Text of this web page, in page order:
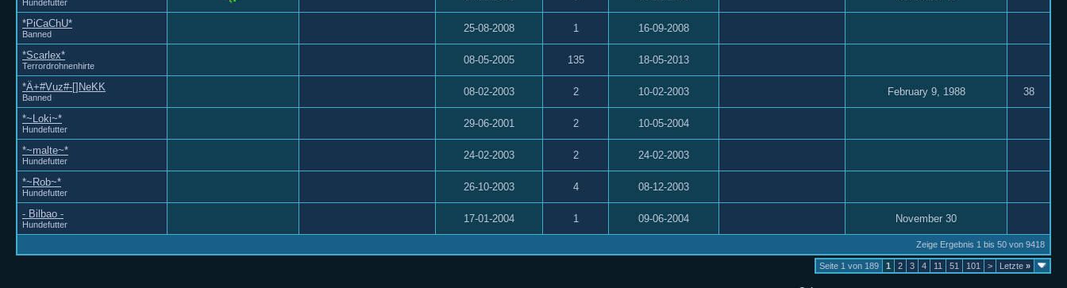
Hundefutter
*PiCaChU*
Banned 25-08-2008 1 16-09-2008
*Scarlex*
Terrordrohnenhirte 08-05-2005 135 18-05-2013
*Ä+#Vuz#-[]NeKK
Banned 08-02-2003 2 10-02-2003 February 9, 1988 38
*~Loki~*
Hundefutter 29-06-2001 2 10-05-2004
*~malte~*
Hundefutter 24-02-2003 2 24-02-2003
*~Rob~*
Hundefutter 26-10-2003 4 08-12-2003
- Bilbao -
Hundefutter 17-01-2004 1 09-06-2004 November 30
Zeige Ergebnis 1 bis 50 von 9418
Seite 1 von 189 1 2 3 4 11 51 101 > Letzte »